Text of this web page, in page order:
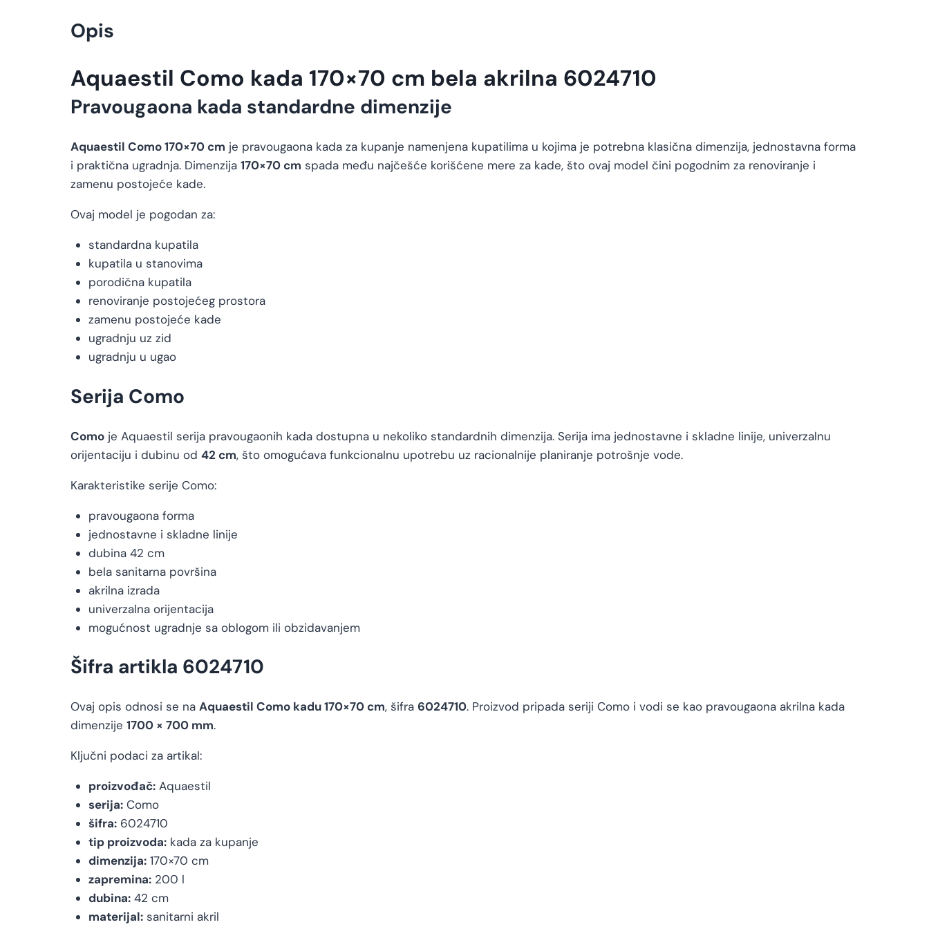
Opis
Aquaestil Como kada 170×70 cm bela akrilna 6024710
Pravougaona kada standardne dimenzije
Aquaestil Como 170×70 cm je pravougaona kada za kupanje namenjena kupatilima u kojima je potrebna klasična dimenzija, jednostavna forma
i praktična ugradnja. Dimenzija 170×70 cm spada među najčešće korišćene mere za kade, što ovaj model čini pogodnim za renoviranje i
zamenu postojeće kade.
Ovaj model je pogodan za:
standardna kupatila
kupatila u stanovima
porodična kupatila
renoviranje postojećeg prostora
zamenu postojeće kade
ugradnju uz zid
ugradnju u ugao
Serija Como
Como je Aquaestil serija pravougaonih kada dostupna u nekoliko standardnih dimenzija. Serija ima jednostavne i skladne linije, univerzalnu
orijentaciju i dubinu od 42 cm, što omogućava funkcionalnu upotrebu uz racionalnije planiranje potrošnje vode.
Karakteristike serije Como:
pravougaona forma
jednostavne i skladne linije
dubina 42 cm
bela sanitarna površina
akrilna izrada
univerzalna orijentacija
mogućnost ugradnje sa oblogom ili obzidavanjem
Šifra artikla 6024710
Ovaj opis odnosi se na Aquaestil Como kadu 170×70 cm, šifra 6024710. Proizvod pripada seriji Como i vodi se kao pravougaona akrilna kada
dimenzije 1700 × 700 mm.
Ključni podaci za artikal:
proizvođač:Aquaestil
serija:Como
šifra:6024710
tip proizvoda:kada za kupanje
dimenzija:170×70 cm
zapremina:200 l
dubina:42 cm
materijal:sanitarni akril